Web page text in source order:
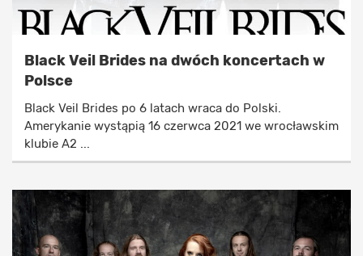
Black Veil Brides na dwóch koncertach w
Polsce
Black Veil Brides po 6 latach wraca do Polski.
Amerykanie wystąpią 16 czerwca 2021 we wrocławskim
klubie A2 ...